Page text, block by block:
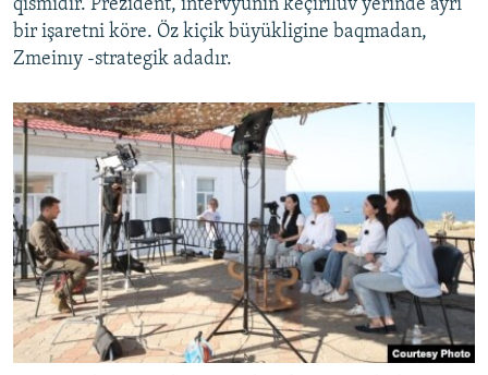
qısmıdır. Prezident, intervyüniñ keçirilüv yerinde ayrı
bir işaretni köre. Öz kiçik büyükligine baqmadan,
Zmeinıy -strategik adadır.